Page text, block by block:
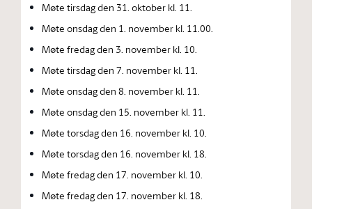
Møte tirsdag den 31. oktober kl. 11.
Møte onsdag den 1. november kl. 11.00.
Møte fredag den 3. november kl. 10.
Møte tirsdag den 7. november kl. 11.
Møte onsdag den 8. november kl. 11.
Møte onsdag den 15. november kl. 11.
Møte torsdag den 16. november kl. 10.
Møte torsdag den 16. november kl. 18.
Møte fredag den 17. november kl. 10.
Møte fredag den 17. november kl. 18.